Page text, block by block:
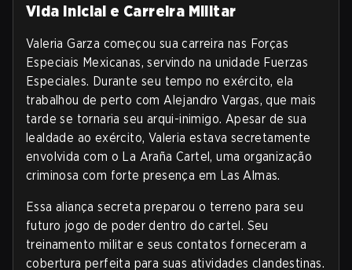
Vida Inicial e Carreira Militar
Valeria Garza começou sua carreira nas Forças
Especiais Mexicanas, servindo na unidade Fuerzas
Especiales. Durante seu tempo no exército, ela
trabalhou de perto com Alejandro Vargas, que mais
tarde se tornaria seu arqui-inimigo. Apesar de sua
lealdade ao exército, Valeria estava secretamente
envolvida com o La Araña Cartel, uma organização
criminosa com forte presença em Las Almas.
Essa aliança secreta preparou o terreno para seu
futuro jogo de poder dentro do cartel. Seu
treinamento militar e seus contatos forneceram a
cobertura perfeita para suas atividades clandestinas.